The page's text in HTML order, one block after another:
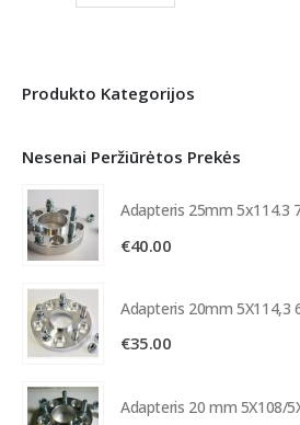
Produkto Kategorijos
Nesenai Peržiūrėtos Prekės
Adapteris 25mm 5x114.3
€40.00
Adapteris 20mm 5X114,3
€35.00